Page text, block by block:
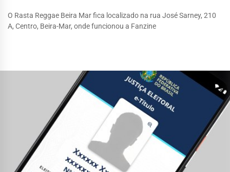
O Rasta Reggae Beira Mar fica localizado na rua José Sarney, 210
A, Centro, Beira-Mar, onde funcionou a Fanzine